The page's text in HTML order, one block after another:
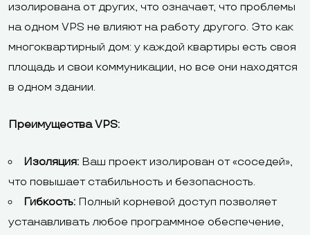
изолирована от других, что означает, что проблемы
на одном VPS не влияют на работу другого. Это как
многоквартирный дом: у каждой квартиры есть своя
площадь и свои коммуникации, но все они находятся
в одном здании.
Преимущества VPS:
Изоляция: Ваш проект изолирован от «соседей»,
что повышает стабильность и безопасность.
Гибкость: Полный корневой доступ позволяет
устанавливать любое программное обеспечение,